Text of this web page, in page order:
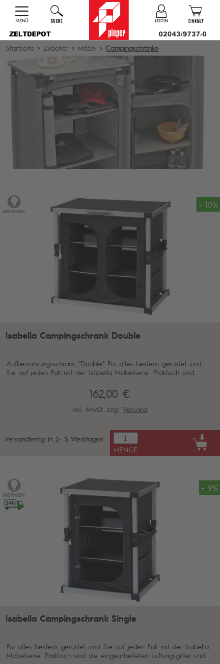
ZELTDEPOT
02043/9737-0
Startseite > Zubehör > Möbel > Campingschränke
- 10%
Isabella Campingschrank Double
Aufbewahrungsschrank “Double” Für alles bestens gerüstet sind
Sie auf jeden Fall mit der Isabella Möbelserie. Praktisch sind...
162,00 €
inkl. MwSt. zzgl. Versand
Versandfertig in 2- 5 Werktagen.
MENGE
- 9%
Isabella Campingschrank Single
Für alles bestens gerüstet sind Sie auf jeden Fall mit der Isabella
Möbelserie. Praktisch sind die eingearbeiteten Lüftungsgitter und...